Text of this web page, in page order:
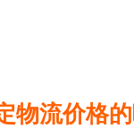
物流价格